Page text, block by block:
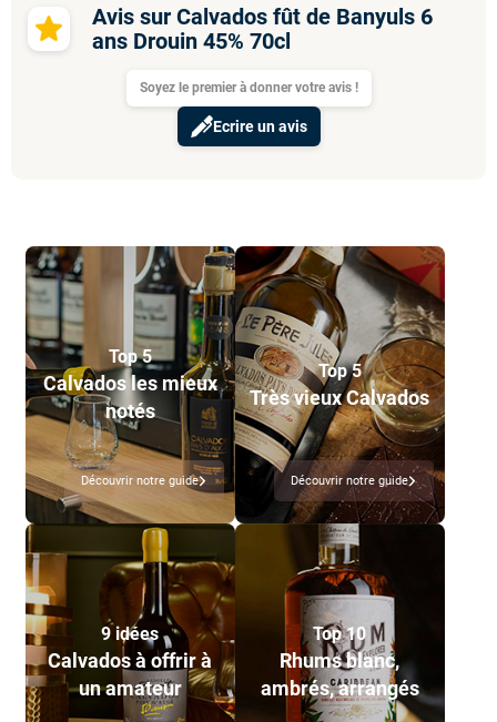
Avis sur Calvados fût de Banyuls 6
ans Drouin 45% 70cl
Soyez le premier à donner votre avis !
Ecrire un avis
Top 5
Calvados les mieux
notés
Découvrir notre guide
Top 5
Très vieux Calvados
Découvrir notre guide
9 idées
Calvados à offrir à
un amateur
Top 10
Rhums blanc,
ambrés, arrangés